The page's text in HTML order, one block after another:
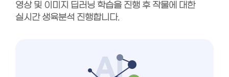
영상 및 이미지 딥러닝 학습을 진행 후 작물에 대한
실시간 생육분석 진행합니다.